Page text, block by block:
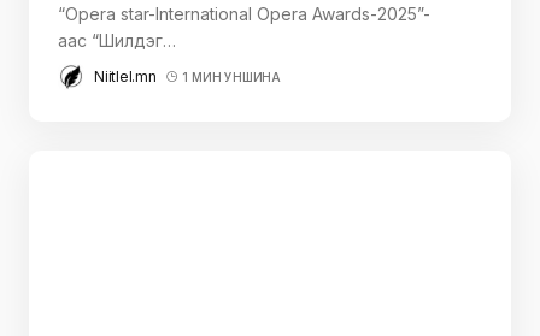
“Opera star-International Opera Awards-2025”-
аас “Шилдэг…
Niitlel.mn 1 МИН УНШИНА